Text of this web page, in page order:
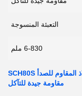
التعبئة المنسوجة
6-830 ملم
DIN EN 1.4301 X5CrNi18-10 أنبوب الفولاذ المقاوم للصدأ SCH80S
مقاومة جيدة للتآكل